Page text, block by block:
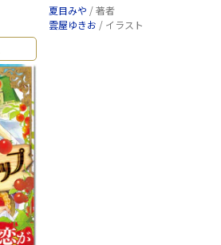
夏目みや / 著者
雲屋ゆきお / イラスト